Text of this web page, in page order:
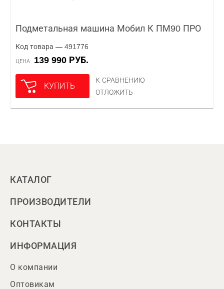
Подметальная машина Мобил К ПМ90 ПРО
Код товара — 491776
ЦЕНА 139 990 РУБ.
КУПИТЬ
К СРАВНЕНИЮ
ОТЛОЖИТЬ
КАТАЛОГ
ПРОИЗВОДИТЕЛИ
КОНТАКТЫ
ИНФОРМАЦИЯ
О компании
Оптовикам